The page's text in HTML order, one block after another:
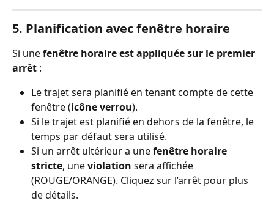
5. Planification avec fenêtre horaire
Si une fenêtre horaire est appliquée sur le premier
arrêt :
Le trajet sera planifié en tenant compte de cette
fenêtre (icône verrou).
Si le trajet est planifié en dehors de la fenêtre, le
temps par défaut sera utilisé.
Si un arrêt ultérieur a une fenêtre horaire
stricte, une violation sera affichée
(ROUGE/ORANGE). Cliquez sur l’arrêt pour plus
de détails.